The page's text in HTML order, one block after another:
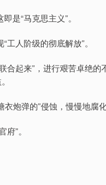
是“马克思主义”。
人阶级的彻底解放”。
合起来”，进行艰苦卓绝
炮弹的”侵蚀，慢慢地腐化
”。